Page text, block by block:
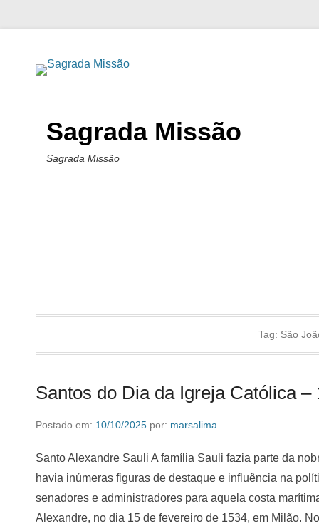
Sagrada Missão
Sagrada Missão
Tag: São
Santos do Dia da Igreja Católica –
Postado em: 10/10/2025 por: marsalima
Santo Alexandre Sauli A família Sauli fazia parte da
havia inúmeras figuras de destaque e influência na
senadores e administradores para aquela costa
Alexandre, no dia 15 de fevereiro de 1534, em Milão.